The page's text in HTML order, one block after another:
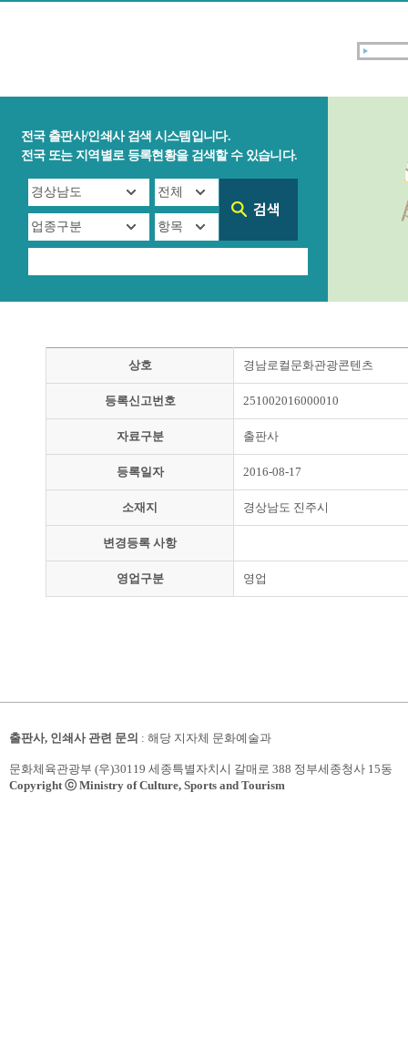
전국 출판사/인쇄사 검색 시스템입니다.
전국 또는 지역별로 등록현황을 검색할 수 있습니다.
상호 경남로컬문화관광콘텐츠
등록신고번호 251002016000010
자료구분 출판사
등록일자 2016-08-17
소재지 경상남도 진주시
변경등록 사항
영업구분 영업
출판사, 인쇄사 관련 문의 : 해당 지자체 문화예술과
문화체육관광부 (우)30119 세종특별자치시 갈매로 388 정부세종청사 15동
Copyright ⓒ Ministry of Culture, Sports and Tourism